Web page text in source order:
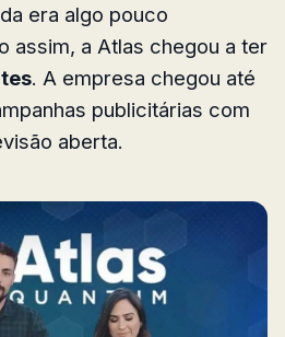
era algo pouco
assim, a Atlas chegou a ter
. A empresa chegou até
publicitárias com
aberta.